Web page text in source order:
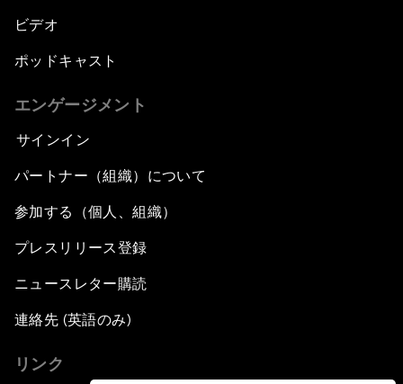
ビデオ
ポッドキャスト
エンゲージメント
サインイン
パートナー（組織）について
参加する（個人、組織）
プレスリリース登録
ニュースレター購読
連絡先 (英語のみ)
リンク